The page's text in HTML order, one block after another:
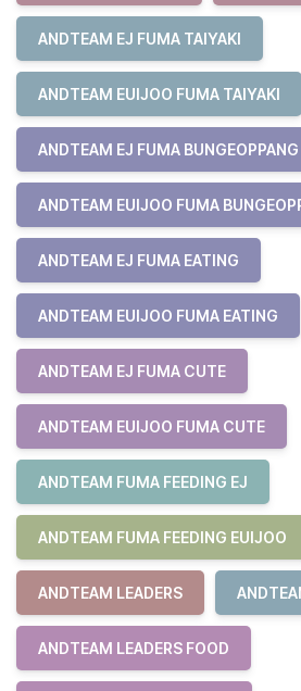
ANDTEAM EJ FUMA TAIYAKI
ANDTEAM EUIJOO FUMA TAIYAKI
ANDTEAM EJ FUMA BUNGEOPPANG
ANDTEAM EUIJOO FUMA
ANDTEAM EJ FUMA EATING
ANDTEAM EUIJOO FUMA EATING
ANDTEAM EJ FUMA CUTE
ANDTEAM EUIJOO FUMA CUTE
ANDTEAM FUMA FEEDING EJ
ANDTEAM FUMA FEEDING EUIJOO
ANDTEAM LEADERS
ANDTEAM LEADERS FOOD